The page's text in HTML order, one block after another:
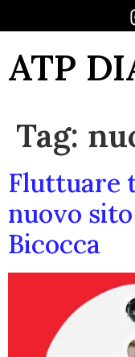
ATP
Tag:
Fluttuare
nuovo
Bicocca